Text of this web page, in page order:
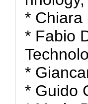
* Chiara
* Fabio
*
* Guido